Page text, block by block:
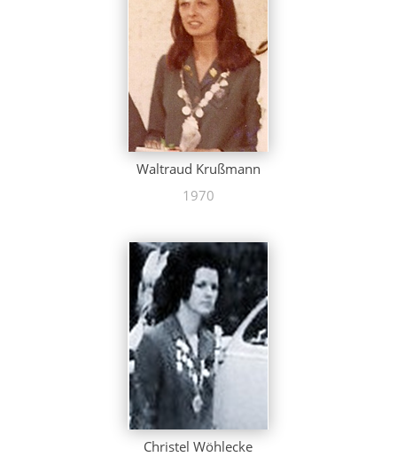
Waltraud Krußmann
1970
Christel Wöhlecke